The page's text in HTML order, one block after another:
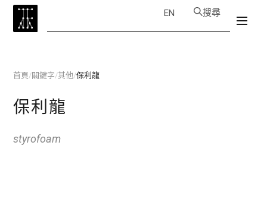
EN 搜尋
首頁/關鍵字/其他/保利龍
保利龍
styrofoam